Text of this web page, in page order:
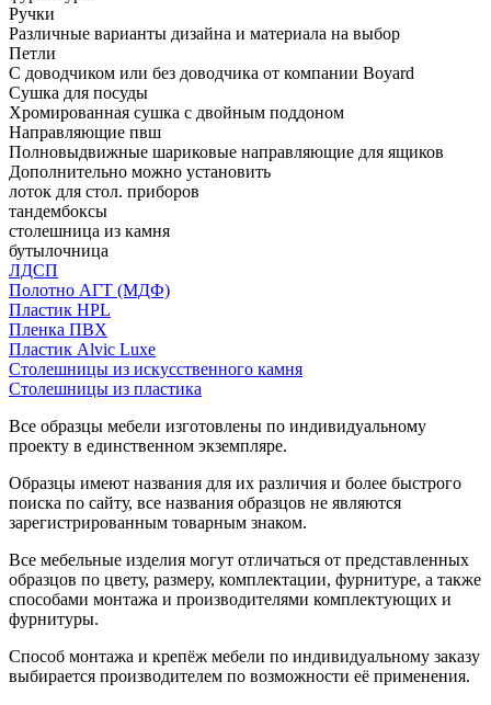
Ручки
Различные варианты дизайна и материала на выбор
Петли
С доводчиком или без доводчика от компании Boyard
Сушка для посуды
Хромированная сушка с двойным поддоном
Направляющие пвш
Полновыдвижные шариковые направляющие для ящиков
Дополнительно можно установить
лоток для стол. приборов
тандембоксы
столешница из камня
бутылочница
ЛДСП
Полотно АГТ (МДФ)
Пластик HPL
Пленка ПВХ
Пластик Alvic Luxe
Столешницы из искусственного камня
Столешницы из пластика
Все образцы мебели изготовлены по индивидуальному
проекту в единственном экземпляре.
Образцы имеют названия для их различия и более быстрого
поиска по сайту, все названия образцов не являются
зарегистрированным товарным знаком.
Все мебельные изделия могут отличаться от представленных
образцов по цвету, размеру, комплектации, фурнитуре, а также
способами монтажа и производителями комплектующих и
фурнитуры.
Способ монтажа и крепёж мебели по индивидуальному заказу
выбирается производителем по возможности её применения.